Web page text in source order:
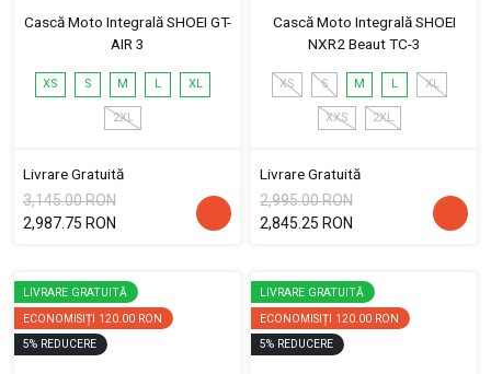
Cască Moto Integrală SHOEI GT-
AIR 3
XS S M L XL
2XL
Livrare Gratuită
3,145.00 RON
2,987.75 RON
Cască Moto Integrală SHOEI
NXR2 Beaut TC-3
XS S M L XL
XXS 2XL
Livrare Gratuită
2,995.00 RON
2,845.25 RON
LIVRARE GRATUITĂ
ECONOMISIȚI 120.00 RON
5% REDUCERE
LIVRARE GRATUITĂ
ECONOMISIȚI 120.00 RON
5% REDUCERE